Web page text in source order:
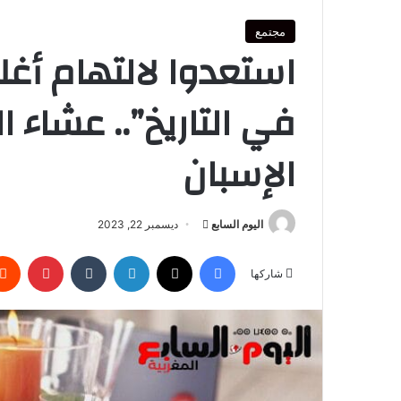
مجتمع
استعدوا لالتهام
في التاريخ”..
الإسبان
اليوم السابع
أرسل
إلكترونيا
ديسمبر 22, 2023
شاركها
فيسبوك لينكدإن